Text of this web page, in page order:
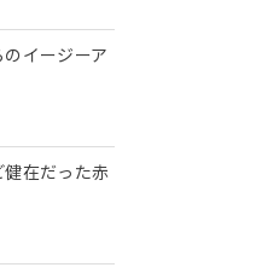
イージーア
在だった赤